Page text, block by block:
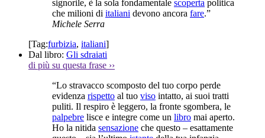
signorile, è la sola fondamentale scoperta politica
che milioni di italiani devono ancora fare.”
Michele Serra
[Tag:furbizia, italiani]
Dal libro: Gli sdraiati
di più su questa frase ››
“Lo stravacco scomposto del tuo corpo perde
evidenza rispetto al tuo viso intatto, ai suoi tratti
puliti. Il respiro è leggero, la fronte sgombera, le
palpebre lisce e integre come un libro mai aperto.
Ho la nitida sensazione che questo – esattamente